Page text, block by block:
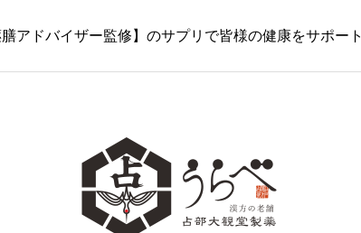
アドバイザー監修】のサプリで皆様の健康をサポート